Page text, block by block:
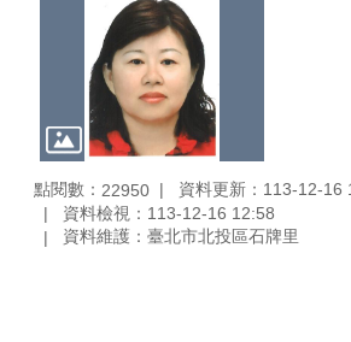
點閱數： 22950
資料更新：113-12-16
資料檢視：113-12-16 12:58
資料維護：臺北市北投區石牌里